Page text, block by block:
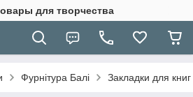
для творчества
Фурнітура Балі Закладки для книг